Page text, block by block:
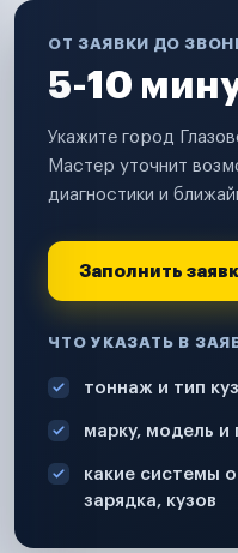
ОТ ЗАЯВКИ ДО
5-10
Укажите город
Мастер уточнит
диагностики и
Заполнить
ЧТО УКАЗАТЬ В
тоннаж и тип
марку, модель и
какие системы
зарядка, кузов